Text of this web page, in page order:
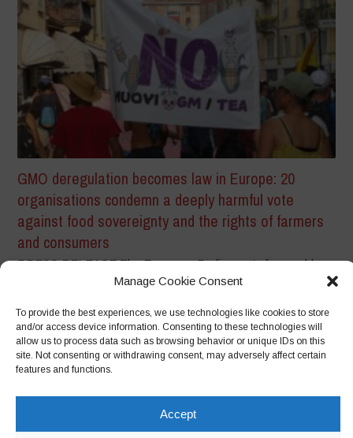
Manage Cookie Consent
To provide the best experiences, we use technologies like cookies to store
and/or access device information. Consenting to these technologies will
allow us to process data such as browsing behavior or unique IDs on this
site. Not consenting or withdrawing consent, may adversely affect certain
features and functions.
Accept
GMO deregulation becomes law in Europe: 20
organisations condemn a deeply harmful vote
against food sovereignty and the rights of farmers
and consumers
PRESS RELEASE The European Parliament’s favourable
vote represents a twenty-five-year step backwards,